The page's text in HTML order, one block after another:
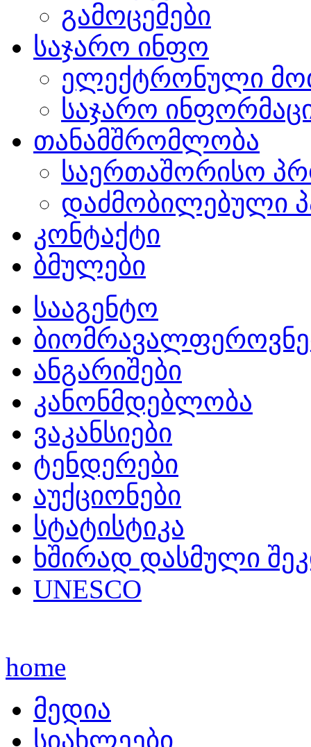
გამოცემები
საჯარო ინფო
ელექტრონული
საჯარო
თანამშრომლობა
საერთაშორისო
დაძმობილებული
კონტაქტი
ბმულები
სააგენტო
ანგარიშები
კანონმდებლობა
ვაკანსიები
ტენდერები
აუქციონები
სტატისტიკა
ხშირად დასმული
UNESCO
home
მედია
სიახლეები